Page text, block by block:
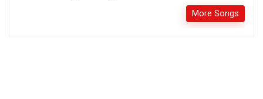
More Songs